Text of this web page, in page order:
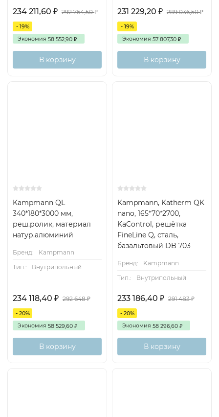
234 211,60 ₽ 292 764,50₽
- 19%
Экономия 58 552,90 ₽
В корзину
231 229,20 ₽ 289 036,50₽
- 19%
Экономия 57 807,30 ₽
В корзину
Kampmann QL
340*180*3000 мм,
реш.ролик, материал
натур.алюминий
Бренд:
Kampmann
Тип.:
Внутрипольный
234 118,40 ₽ 292 648₽
- 20%
Экономия 58 529,60 ₽
В корзину
Kampmann, Katherm QK
nano, 165*70*2700,
KaControl, решётка
FineLine Q, сталь,
базальтовый DB 703
Бренд:
Kampmann
Тип.:
Внутрипольный
233 186,40 ₽ 291 483₽
- 20%
Экономия 58 296,60 ₽
В корзину